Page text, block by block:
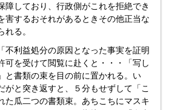
障しており、行政側がこれを拒絶でき
害するおそれがあるときその他正当な
る。
不利益処分の原因となった事実を証明
可を受けて閲覧に赴くと・・・「写し
と書類の束を目の前に置かれる。い
がと突き返すと、５分もせずして「こ
た瓜二つの書類束。あちこちにマスキ